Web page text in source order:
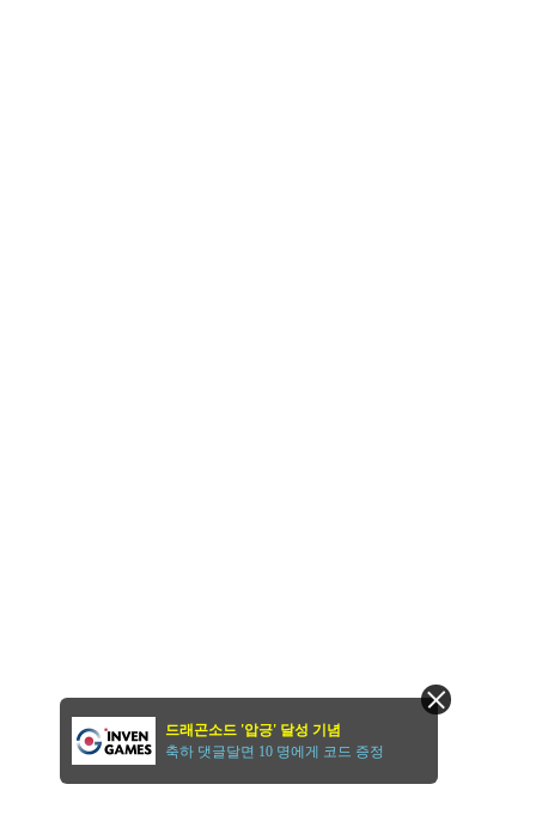
드래곤소드 '압긍' 달성 기념
축하 댓글달면 10 명에게 코드 증정